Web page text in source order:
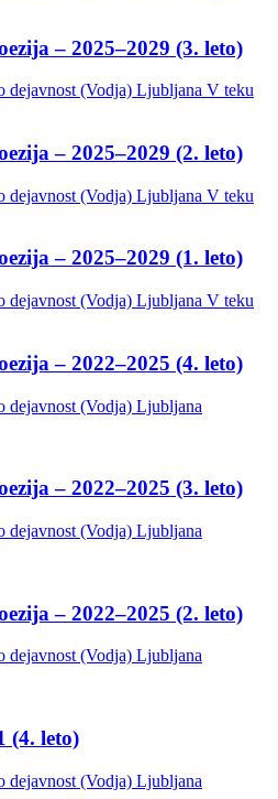
– 2025–2029 (3. leto)
dejavnost (Vodja) Ljubljana V teku
– 2025–2029 (2. leto)
dejavnost (Vodja) Ljubljana V teku
– 2025–2029 (1. leto)
dejavnost (Vodja) Ljubljana V teku
– 2022–2025 (4. leto)
dejavnost (Vodja) Ljubljana
– 2022–2025 (3. leto)
dejavnost (Vodja) Ljubljana
– 2022–2025 (2. leto)
dejavnost (Vodja) Ljubljana
(4. leto)
dejavnost (Vodja) Ljubljana